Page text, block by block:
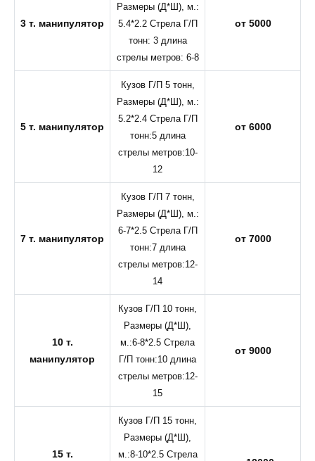
3 т. манипулятор
Размеры (Д*Ш), м.:
5.4*2.2 Стрела Г/П
тонн: 3 длина
стрелы метров: 6-8
от 5000
5 т. манипулятор
Кузов Г/П 5 тонн,
Размеры (Д*Ш), м.:
5.2*2.4 Стрела Г/П
тонн:5 длина
стрелы метров:10-
12
от 6000
7 т. манипулятор
Кузов Г/П 7 тонн,
Размеры (Д*Ш), м.:
6-7*2.5 Стрела Г/П
тонн:7 длина
стрелы метров:12-
14
от 7000
10 т.
манипулятор
Кузов Г/П 10 тонн,
Размеры (Д*Ш),
м.:6-8*2.5 Стрела
Г/П тонн:10 длина
стрелы метров:12-
15
от 9000
15 т.
Кузов Г/П 15 тонн,
Размеры (Д*Ш),
м.:8-10*2.5 Стрела